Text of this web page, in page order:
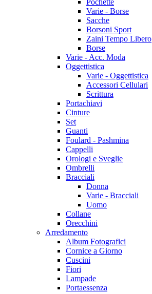
Pochette
Varie - Borse
Sacche
Borsoni Sport
Zaini Tempo Libero
Borse
Varie - Acc. Moda
Oggettistica
Varie - Oggettistica
Accessori Cellulari
Scrittura
Portachiavi
Cinture
Set
Guanti
Foulard - Pashmina
Cappelli
Orologi e Sveglie
Ombrelli
Bracciali
Donna
Varie - Bracciali
Uomo
Collane
Orecchini
Arredamento
Album Fotografici
Cornice a Giorno
Cuscini
Fiori
Lampade
Portaessenza